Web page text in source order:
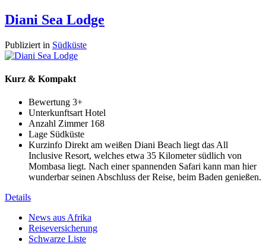
Diani Sea Lodge
Publiziert in Südküste
Kurz & Kompakt
Bewertung 3+
Unterkunftsart Hotel
Anzahl Zimmer 168
Lage Südküste
Kurzinfo Direkt am weißen Diani Beach liegt das All
Inclusive Resort, welches etwa 35 Kilometer südlich von
Mombasa liegt. Nach einer spannenden Safari kann man hier
wunderbar seinen Abschluss der Reise, beim Baden genießen.
Details
News aus Afrika
Reiseversicherung
Schwarze Liste